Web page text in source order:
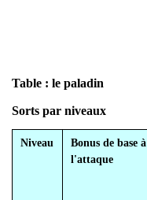
Table : le paladin
Sorts par niveaux
Niveau
Bonus de base à
l'attaque